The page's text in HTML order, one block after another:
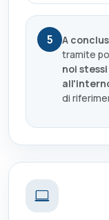
5 A
tramite
noi
di